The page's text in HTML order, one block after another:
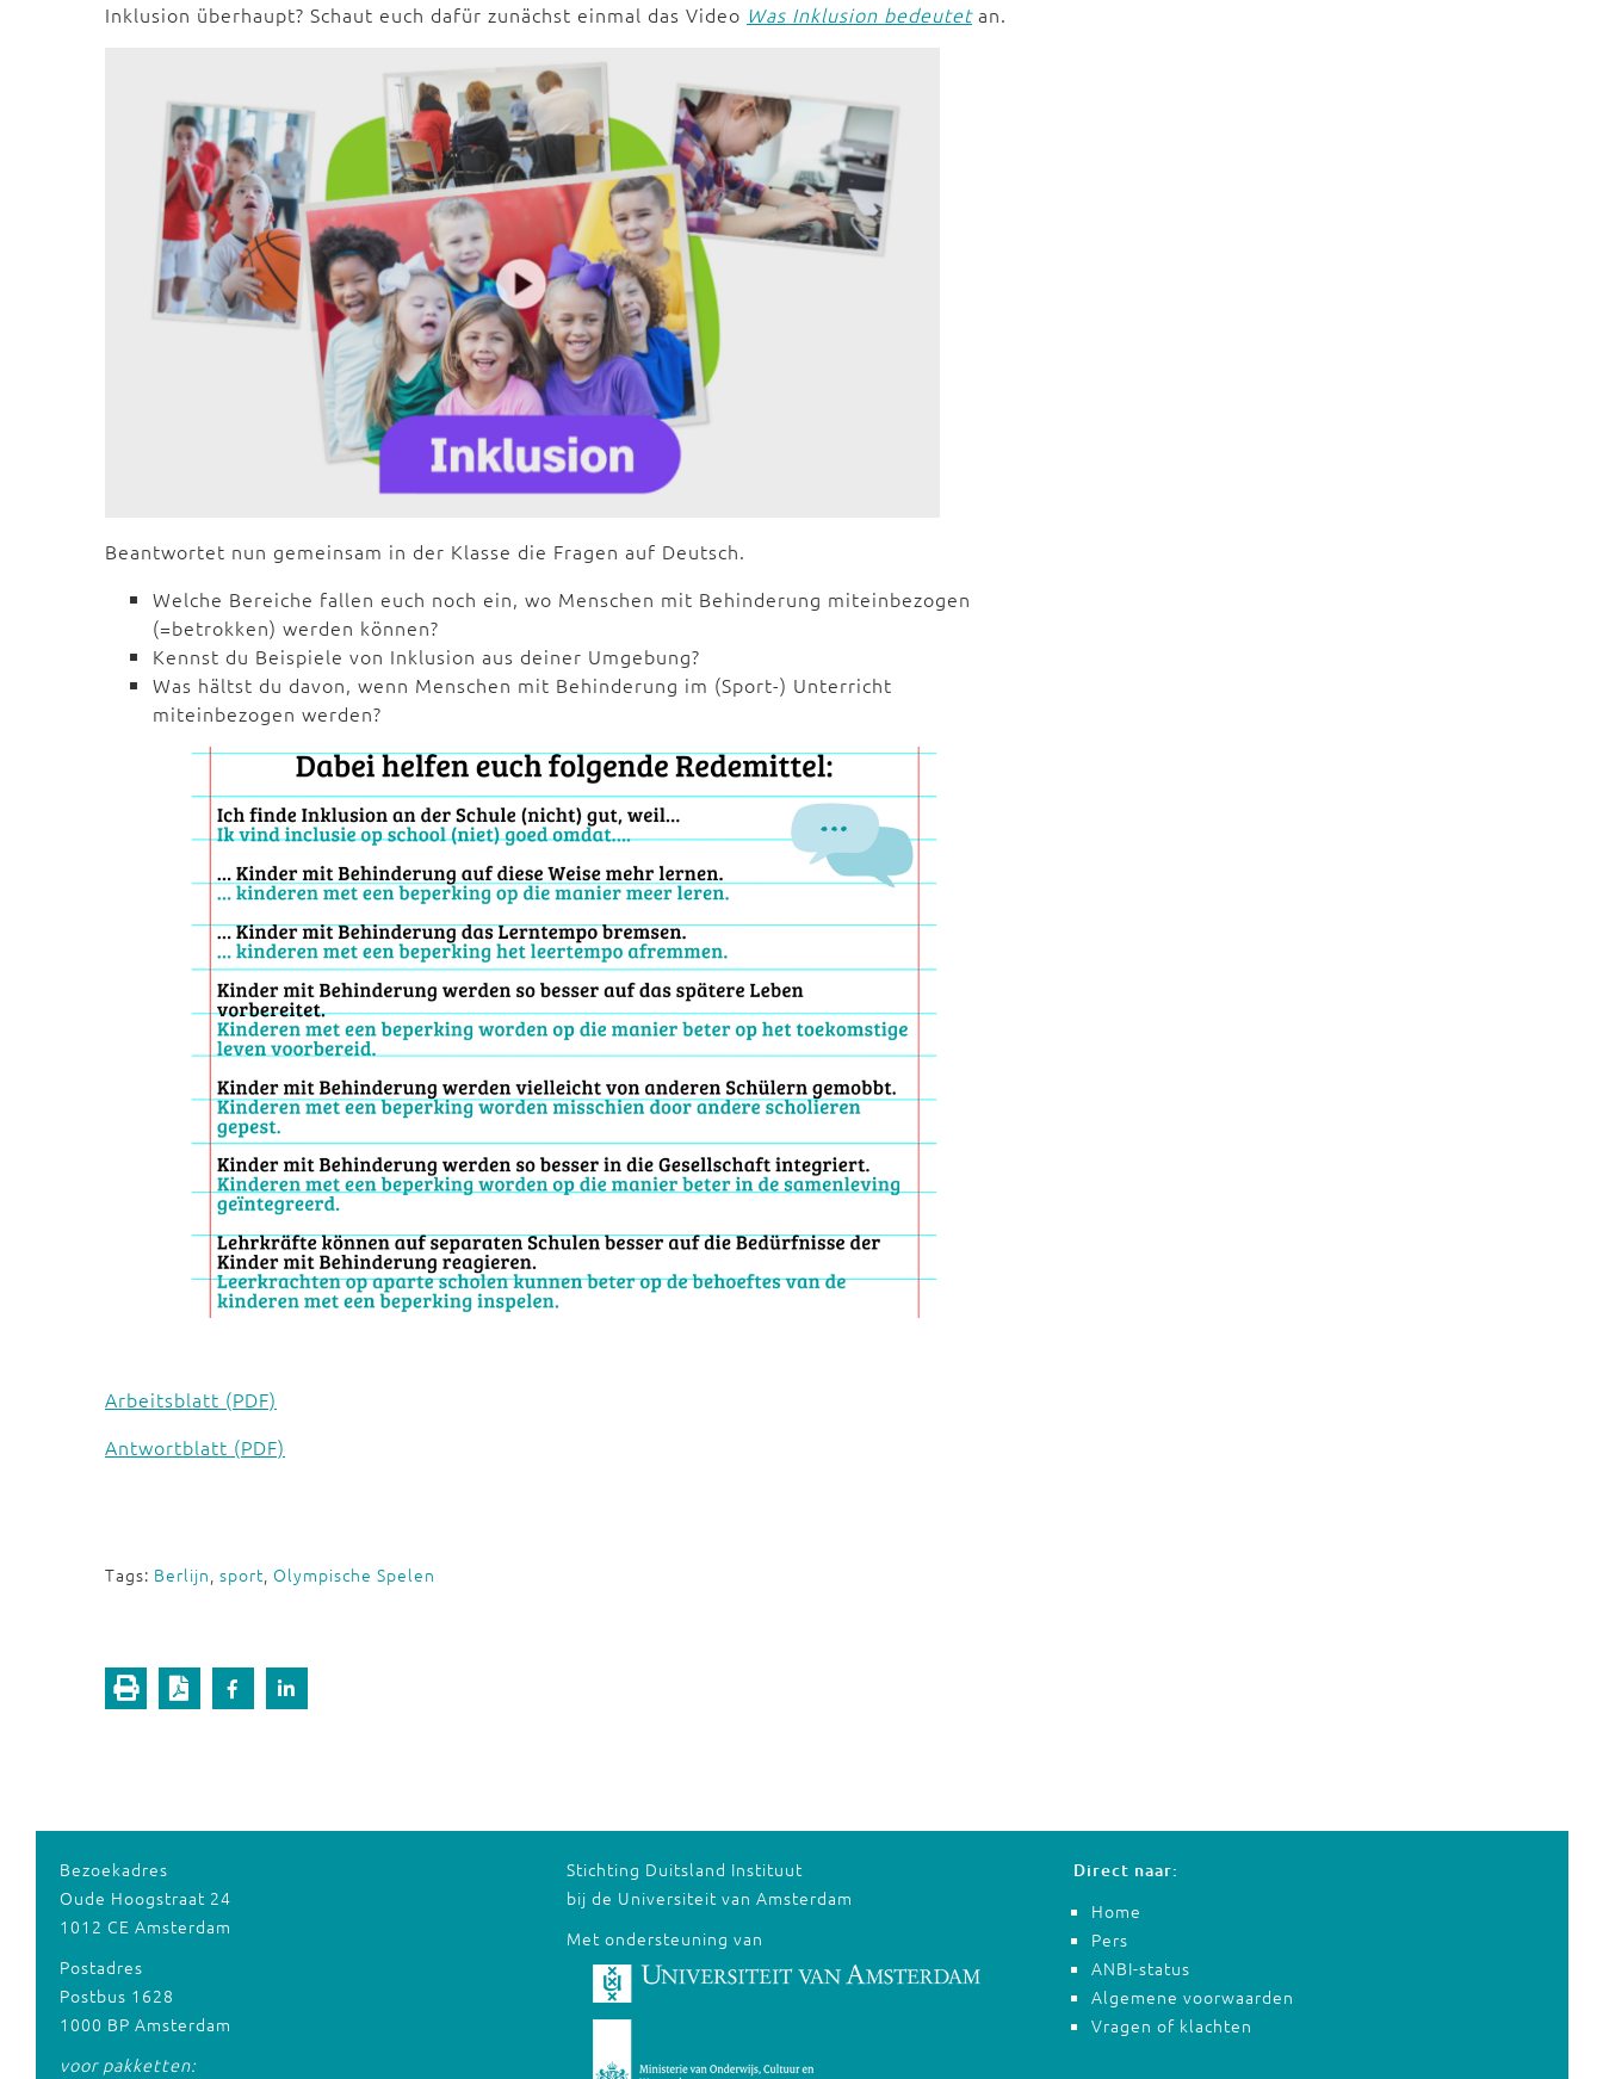
Inklusion überhaupt? Schaut euch dafür zunächst einmal das Video Was Inklusion bedeutetan.
Beantwortet nun gemeinsam in der Klasse die Fragen auf Deutsch.
Welche Bereiche fallen euch noch ein, wo Menschen mit Behinderung miteinbezogen
(=betrokken) werden können?
Kennst du Beispiele von Inklusion aus deiner Umgebung?
Was hältst du davon, wenn Menschen mit Behinderung im (Sport-) Unterricht
miteinbezogen werden?
Arbeitsblatt (PDF)
Antwortblatt (PDF)
Tags: Berlijn sport Olympische Spelen
Bezoekadres
Oude Hoogstraat 24
1012 CE Amsterdam
Postadres
Postbus 1628
1000 BP Amsterdam
voor pakketten:
Stichting Duitsland Instituut
bij de Universiteit van Amsterdam
Met ondersteuning van
Direct naar:
Home
Pers
ANBI-status
Algemene voorwaarden
Vragen of klachten